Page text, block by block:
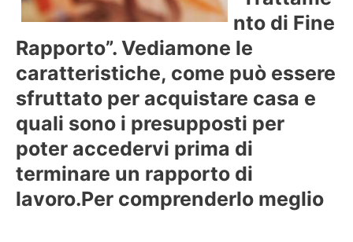
nto di Fine
Rapporto”. Vediamone le
caratteristiche, come può essere
sfruttato per acquistare casa e
quali sono i presupposti per
poter accedervi prima di
terminare un rapporto di
lavoro.Per comprenderlo meglio